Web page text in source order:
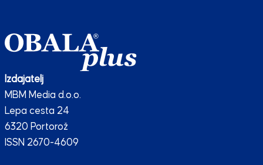
Izdajatelj
MBM Media d.o.o.
Lepa cesta 24
6320 Portorož
ISSN 2670-4609